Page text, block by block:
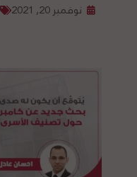
نوفمبر 20, 2021